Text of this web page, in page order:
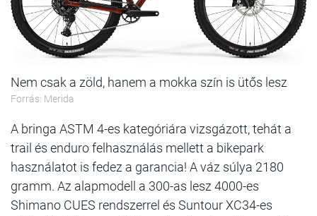
Nem csak a zöld, hanem a mokka szín is ütős lesz
Forrás: Merida
A bringa ASTM 4-es kategóriára vizsgázott, tehát a
trail és enduro felhasználás mellett a bikepark
használatot is fedez a garancia! A váz súlya 2180
gramm. Az alapmodell a 300-as lesz 4000-es
Shimano CUES rendszerrel és Suntour XC34-es